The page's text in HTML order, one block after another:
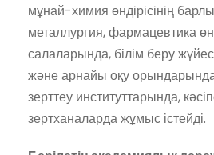
мұнай-химия өндірісінің
металлургия, фармацевтика
салаларында, білім беру
және арнайы оқу
зерттеу институттарында,
зертханаларда жұмыс істейді.